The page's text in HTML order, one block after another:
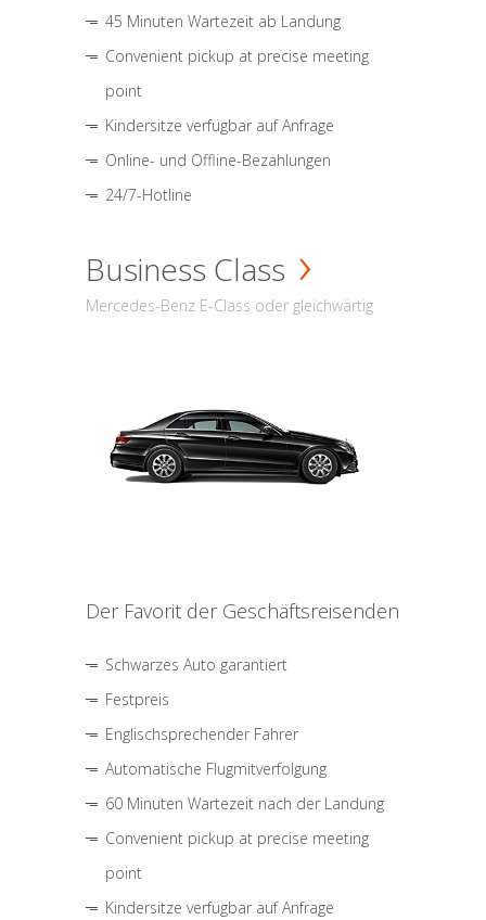
45 Minuten Wartezeit ab Landung
Convenient pickup at precise meeting
point
Kindersitze verfügbar auf Anfrage
Online- und Offline-Bezahlungen
24/7-Hotline
Business Class
Mercedes-Benz E-Class oder gleichwärtig
Der Favorit der Geschäftsreisenden
Schwarzes Auto garantiert
Festpreis
Englischsprechender Fahrer
Automatische Flugmitverfolgung
60 Minuten Wartezeit nach der Landung
Convenient pickup at precise meeting
point
Kindersitze verfügbar auf Anfrage